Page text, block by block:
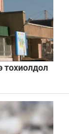
тохиолдол